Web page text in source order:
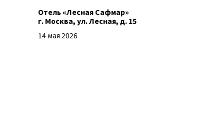
14 мая 2026
Отель «Лесная Сафмар»
г. Москва, ул. Лесная, д. 15